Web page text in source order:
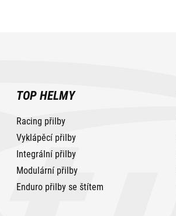
TOP HELMY
Racing přilby
Vyklápěcí přilby
Integrální přilby
Modulární přilby
Enduro přilby se štítem